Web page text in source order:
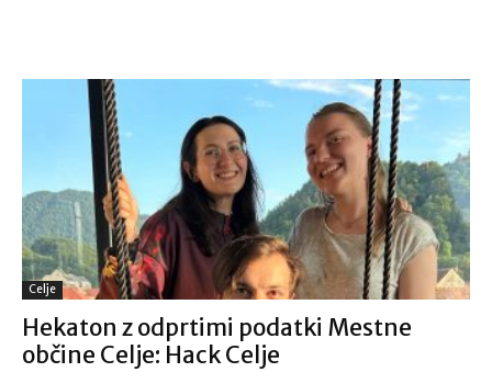
Celje
Hekaton z odprtimi podatki Mestne
občine Celje: Hack Celje